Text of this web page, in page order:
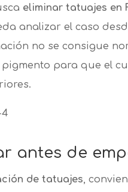
eliminar tatuajes en
analizar el caso
no se consigue
para que el
antes de
de tatuajes,